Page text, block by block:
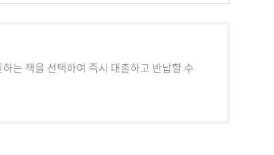
는 책을 선택하여 즉시 대출하고 반납할 수